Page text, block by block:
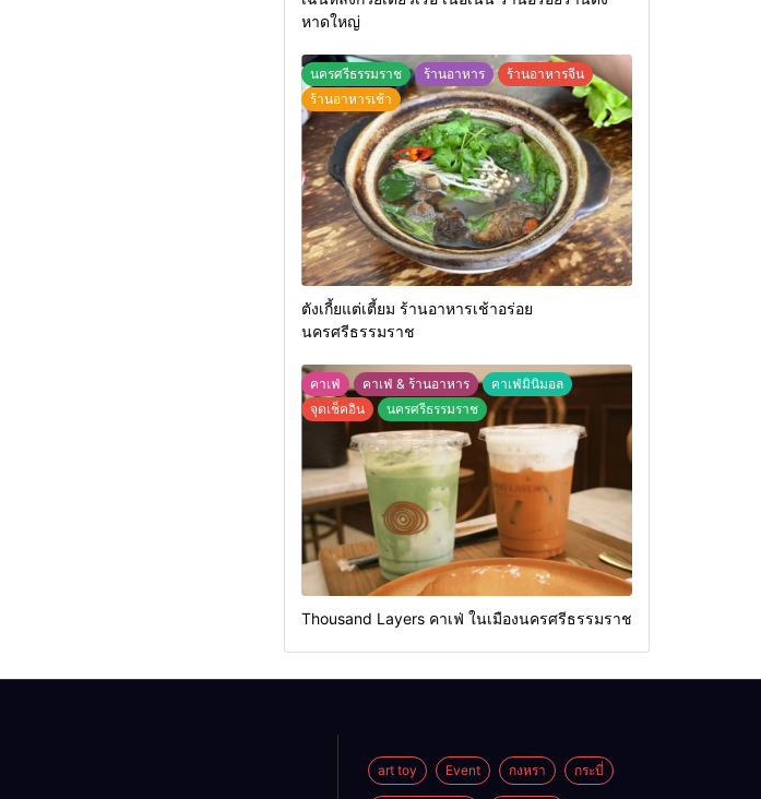
หาดใหญ่
นครศรีธรรมราช ร้านอาหาร
ร้านอาหารจีน
ร้านอาหารเช้า
ตังเกี้ยแต่เตี้ยม ร้านอาหารเช้าอร่อย
นครศรีธรรมราช
คาเฟ่ คาเฟ่ & ร้านอาหาร
คาเฟ่มินิมอล
จุดเช็คอิน
นครศรีธรรมราช
Thousand Layers คาเฟ่ ในเมืองนครศรีธรรมราช
art toy Event กงหรา กระบี่